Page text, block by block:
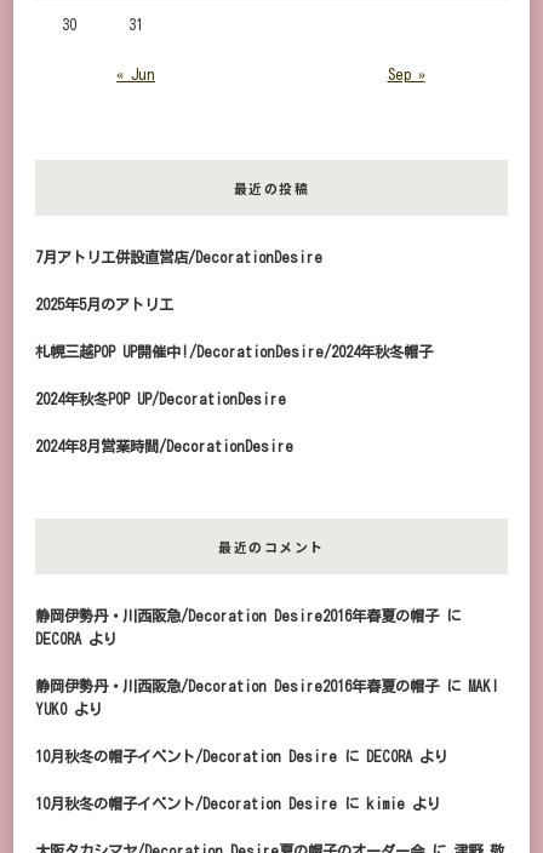
« Jun Sep »
30 31
最近の投稿
7月アトリエ併設直営店/DecorationDesire
2025年5月のアトリエ
札幌三越POP UP開催中!/DecorationDesire/2024年秋冬帽子
2024年秋冬POP UP/DecorationDesire
2024年8月営業時間/DecorationDesire
最近のコメント
静岡伊勢丹・川西阪急/Decoration Desire2016年春夏の帽子に
DECORAより
静岡伊勢丹・川西阪急/Decoration Desire2016年春夏の帽子に
MAKI
YUKOより
10月秋冬の帽子イベント/Decoration Desire に DECORAより
10月秋冬の帽子イベント/Decoration Desire に kimie より